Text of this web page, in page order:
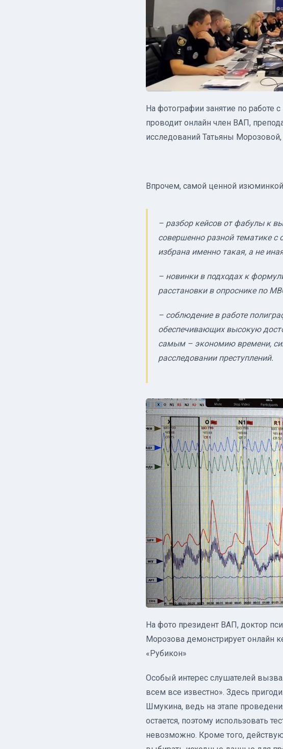
На фотографии занятие по
проводит онлайн член ВАП,
исследований Татьяны
Впрочем, самой ценной
– разбор кейсов от фабулы к
совершенно разной тематике
избрана именно такая, а не
– новинки в подходах к
расстановки в опроснике по
– соблюдение в работе
обеспечивающих высокую
самым – экономию времени,
расследовании преступлений.
На фото президент ВАП, доктор
Морозова демонстрирует онлайн
«Рубикон»
Особый интерес слушателей
всем все известно». Здесь
Шмукина, ведь на этапе
остается, поэтому использовать
невозможно. Кроме того,